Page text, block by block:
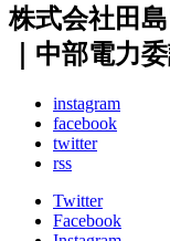
株式会社田
｜中部電力
instagram
facebook
twitter
rss
Twitter
Facebook